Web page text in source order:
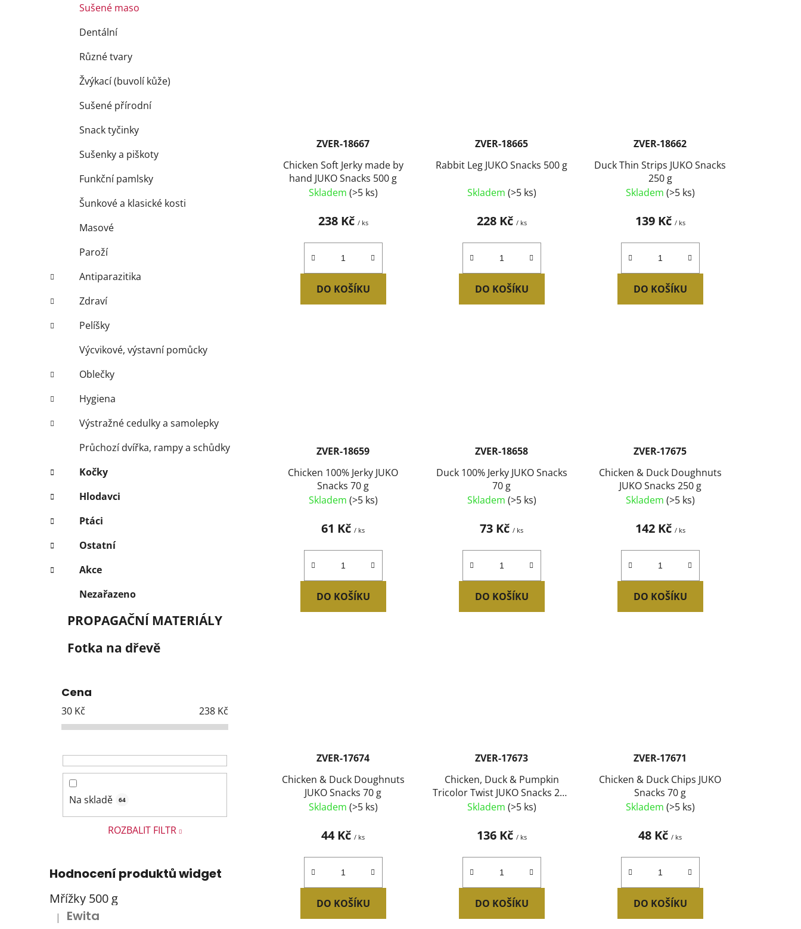
Sušené maso
Dentální
Různé tvary
Žvýkací (buvolí kůže)
Sušené přírodní
Snack tyčinky
Sušenky a piškoty
Funkční pamlsky
Šunkové a klasické kosti
Masové
Paroží
Antiparazitika
Zdraví
Pelíšky
Výcvikové, výstavní pomůcky
Oblečky
Hygiena
Výstražné cedulky a samolepky
Průchozí dvířka, rampy a schůdky
Kočky
Hlodavci
Ptáci
Ostatní
Akce
Nezařazeno
PROPAGAČNÍ MATERIÁLY
Fotka na dřevě
Cena
30 Kč 238 Kč
Na skladě 64
ROZBALIT FILTR
Hodnocení produktů widget
Mřížky 500 g
Hodnocení produktu je 5 z 5 hvězdiček.
| Ewita
ZVER-18667
Chicken Soft Jerky made by
hand JUKO Snacks 500 g
Skladem (>5 ks)
238 Kč / ks
DO KOŠÍKU
ZVER-18665
Rabbit Leg JUKO Snacks 500 g
Skladem (>5 ks)
228 Kč / ks
DO KOŠÍKU
ZVER-18662
Duck Thin Strips JUKO Snacks
250 g
Skladem (>5 ks)
139 Kč / ks
DO KOŠÍKU
ZVER-18659
Chicken 100% Jerky JUKO
Snacks 70 g
Skladem (>5 ks)
61 Kč/ ks
DO KOŠÍKU
ZVER-18658
Duck 100% Jerky JUKO Snacks
70 g
Skladem (>5 ks)
73 Kč/ ks
DO KOŠÍKU
ZVER-17675
Chicken & Duck Doughnuts
JUKO Snacks 250 g
Skladem (>5 ks)
142 Kč / ks
DO KOŠÍKU
ZVER-17674
Chicken & Duck Doughnuts
JUKO Snacks 70 g
Skladem (>5 ks)
44 Kč/ ks
DO KOŠÍKU
ZVER-17673
Chicken, Duck & Pumpkin
Tricolor Twist JUKO Snacks 250
g
Skladem (>5 ks)
136 Kč / ks
DO KOŠÍKU
ZVER-17671
Chicken & Duck Chips JUKO
Snacks 70 g
Skladem (>5 ks)
48 Kč/ ks
DO KOŠÍKU